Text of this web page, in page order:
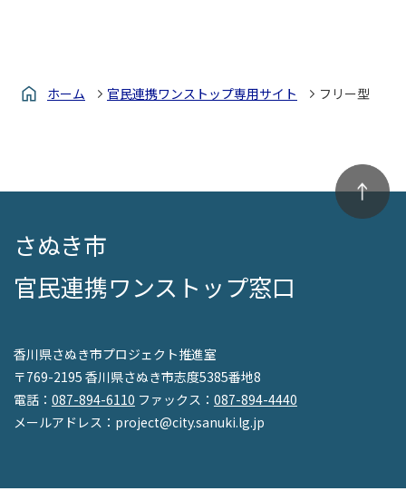
ホーム 官民連携ワンストップ専用サイト フリー型
さぬき市
官民連携ワンストップ窓口
香川県さぬき市プロジェクト推進室
〒769-2195 香川県さぬき市志度5385番地8
電話： 087-894-6110 ファックス： 087-894-4440
メールアドレス：project@city.sanuki.lg.jp